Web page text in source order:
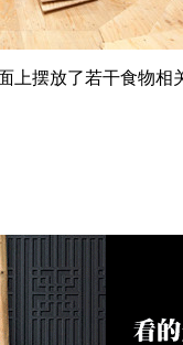
摆放了若干食物